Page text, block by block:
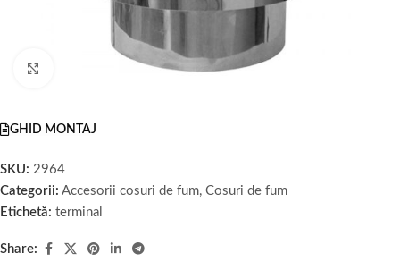
Faceți click pentru a mări
GHID MONTAJ
SKU: 2964
Categorii: Accesorii cosuri de fum, Cosuri de fum
Etichetă: terminal
Share: